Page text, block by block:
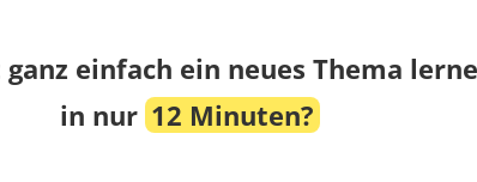
einfach ein neues Thema
in nur 12 Minuten?